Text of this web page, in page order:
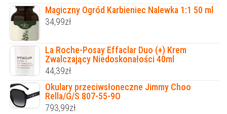
Magiczny Ogród Karbieniec Nalewka 1:1 50 ml
34,99zł
La Roche-Posay Effaclar Duo (+) Krem
Zwalczający Niedoskonałości 40ml
44,39zł
Okulary przeciwsłoneczne Jimmy Choo
Rella/G/S 807-55-9O
793,99zł